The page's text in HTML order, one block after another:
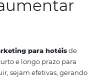
para potencializar
à concorrência,
5 técnicas para aplicar
Vamos lá?